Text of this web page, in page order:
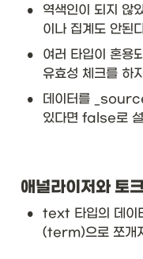
•
역색인이 되지 않
이나 집계도 안된
•
여러 타입이 혼
유효성 체크를 하
•
데이터를
있다면 false로
애널라이저와 토
•
text 타입의 데이
(term)으로 쪼개